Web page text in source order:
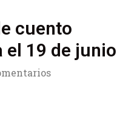
cuento
el 19 de junio